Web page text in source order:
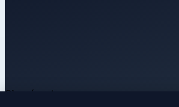
Obecné noviny